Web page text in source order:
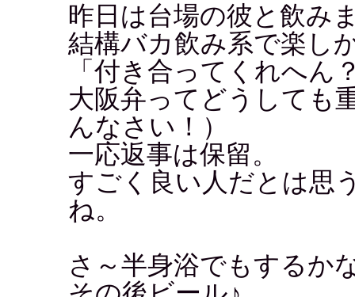
昨日は台場の彼と飲み
結構バカ飲み系で楽し
「付き合ってくれへん
大阪弁ってどうしても
んなさい！）
一応返事は保留。
すごく良い人だとは思
ね。
さ～半身浴でもするか